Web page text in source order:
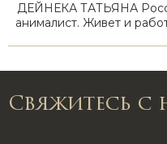
ДЕЙНЕКА ТАТЬЯНА
анималист. Живет и
Свяжитесь с